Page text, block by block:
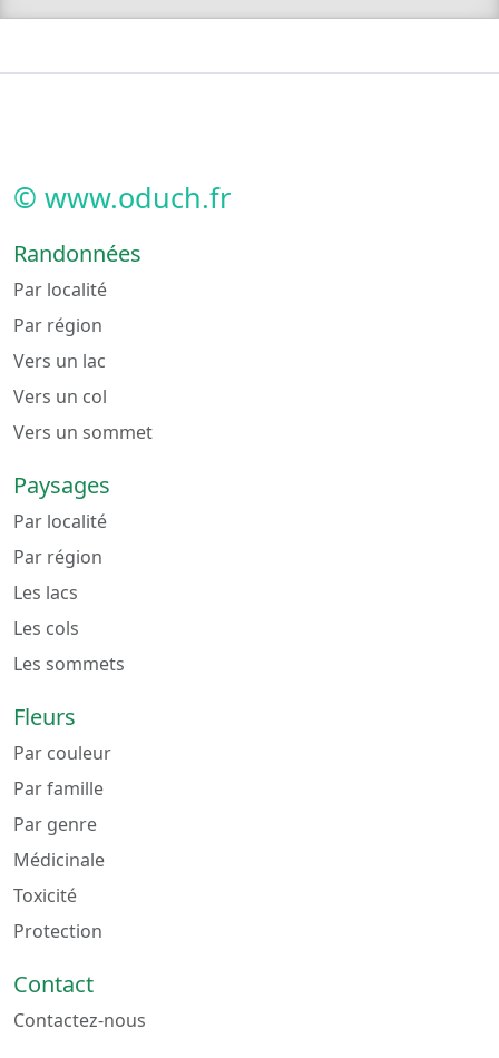
© www.oduch.fr
Randonnées
Par localité
Par région
Vers un lac
Vers un col
Vers un sommet
Paysages
Par localité
Par région
Les lacs
Les cols
Les sommets
Fleurs
Par couleur
Par famille
Par genre
Médicinale
Toxicité
Protection
Contact
Contactez-nous